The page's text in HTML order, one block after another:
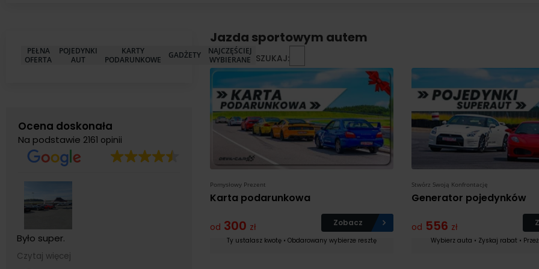
PEŁNA
OFERTA
POJEDYNKI
AUT
KARTY
PODARUNKOWE
GADŻETY
NAJCZĘŚCIEJ
WYBIERANE SZUKAJ:
Ocena doskonała
Na podstawie 2161 opinii
Było super.
Niezapomniane wrażenia.
Serdecznie polecam ❤️
Czytaj więcej
Organizacja na najwyższym
Devil odpala emocje na długo
Jazda sportowym autem
Pomysłowy Prezent
Karta podarunkowa
od 300 zł Zobacz
Ty ustalasz kwotę • Obdarowany wybierze resztę
Stwórz Swoją Konfrontację
Generator pojedynków
od 556 zł
Wybierz auta • Zyskaj rabat •